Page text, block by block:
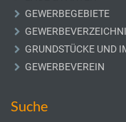
GEWERBEGEBIETE
GRUNDSTÜCKE UND
GEWERBEVEREIN
Suche